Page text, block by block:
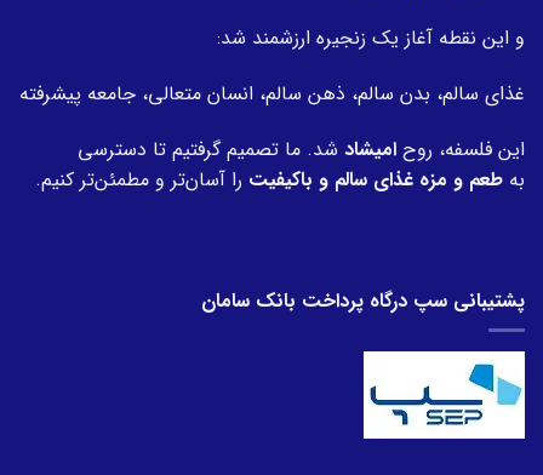
و این نقطه آغاز یک زنجیره ارزشمند شد:
غذای سالم، بدن سالم، ذهن سالم، انسان متعالی، جامعه پیشرفته
این فلسفه، روح امیشاد شد. ما تصمیم گرفتیم تا دسترسی
به طعم و مزه غذای سالم و باکیفیت را آسان‌تر و مطمئن‌تر کنیم.
پشتیبانی سپ درگاه پرداخت بانک سامان